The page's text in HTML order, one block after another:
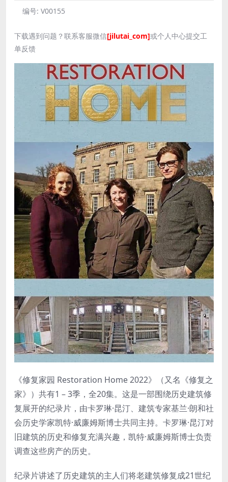
编号: V00155
下载遇到问题？联系客服微信[jilutai_com]或个人中心提交工
单反馈
《修复家园 Restoration Home 2022》（又名《修复之
家》）共有1 – 3季，全20集。这是一部围绕历史建筑修
复展开的纪录片，由卡罗琳·昆汀、建筑专家基兰·朗和社
会历史学家凯特·威廉姆斯博士共同主持。卡罗琳·昆汀对
旧建筑的历史和修复充满兴趣，凯特·威廉姆斯博士负责
调查这些房产的历史。
纪录片讲述了历史建筑的主人们将老建筑修复成21世纪